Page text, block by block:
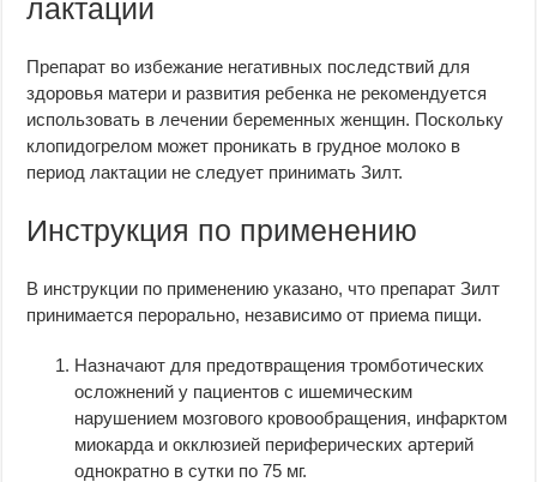
лактации
Препарат во избежание негативных последствий для
здоровья матери и развития ребенка не рекомендуется
использовать в лечении беременных женщин. Поскольку
клопидогрелом может проникать в грудное молоко в
период лактации не следует принимать Зилт.
Инструкция по применению
В инструкции по применению указано, что препарат Зилт
принимается перорально, независимо от приема пищи.
Назначают для предотвращения тромботических
осложнений у пациентов с ишемическим
нарушением мозгового кровообращения, инфарктом
миокарда и окклюзией периферических артерий
однократно в сутки по 75 мг.